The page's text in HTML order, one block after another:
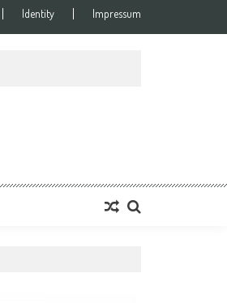
Identity Impressum